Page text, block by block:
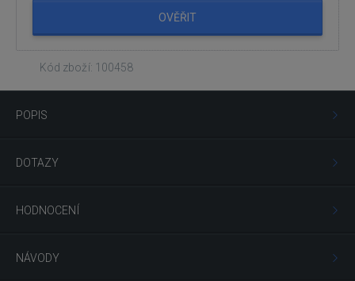
OVĚŘIT
Kód zboží: 100458
POPIS
DOTAZY
HODNOCENÍ
NÁVODY